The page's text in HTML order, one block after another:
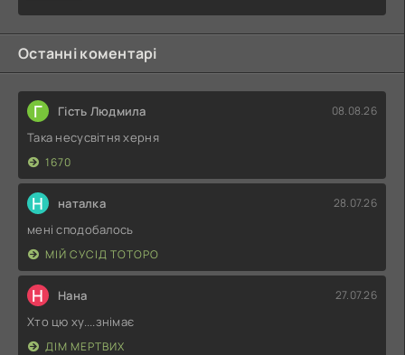
Останні коментарі
Г Гість Людмила 08.08.26
Така несусвітня херня
1670
Н наталка 28.07.26
мені сподобалось
МІЙ СУСІД ТОТОРО
Н Нана 27.07.26
Хто цю ху....знімає
ДІМ МЕРТВИХ